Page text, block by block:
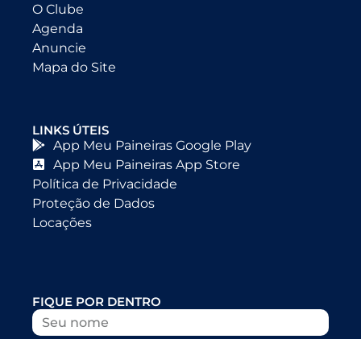
O Clube
Agenda
Anuncie
Mapa do Site
LINKS ÚTEIS
App Meu Paineiras Google Play
App Meu Paineiras App Store
Política de Privacidade
Proteção de Dados
Locações
FIQUE POR DENTRO